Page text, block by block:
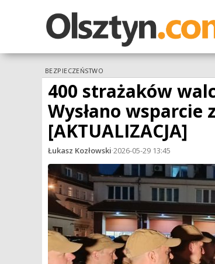
BEZPIECZEŃSTWO
400 strażaków
Wysłano wsparcie
[AKTUALIZACJA]
Łukasz Kozłowski·2026-05-29 13:45